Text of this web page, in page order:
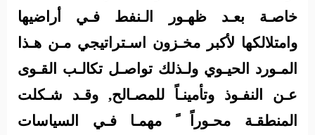
خاصـة بعـد ظهـور الـنفط فـي أراضيها
وامتلالكها لأكبر مخـزون اسـتراتيجي مـن هـذا
المـورد الحيـوي ولـذلك تواصـل تكالـب القـوى
عـن النفـوذ وتأمينـاً للمصـالح, وقـد شـكلت
المنطقـة محـوراً ً مهمـا فـي السياسات